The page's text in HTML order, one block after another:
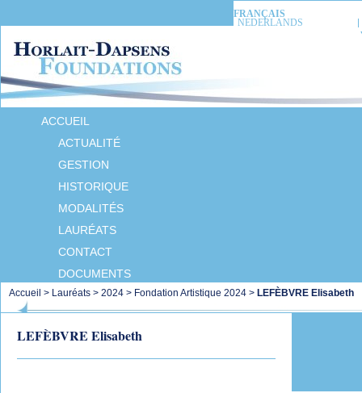
FRANÇAIS
NEDERLANDS
ACCUEIL
ACTUALITÉ
GESTION
HISTORIQUE
MODALITÉS
LAURÉATS
CONTACT
DOCUMENTS
Accueil > Lauréats > 2024 > Fondation Artistique 2024 > LEFÈBVRE Elisabeth
LEFÈBVRE Elisabeth